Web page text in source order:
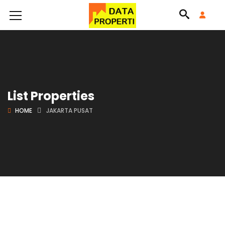
List Properties
HOME JAKARTA PUSAT